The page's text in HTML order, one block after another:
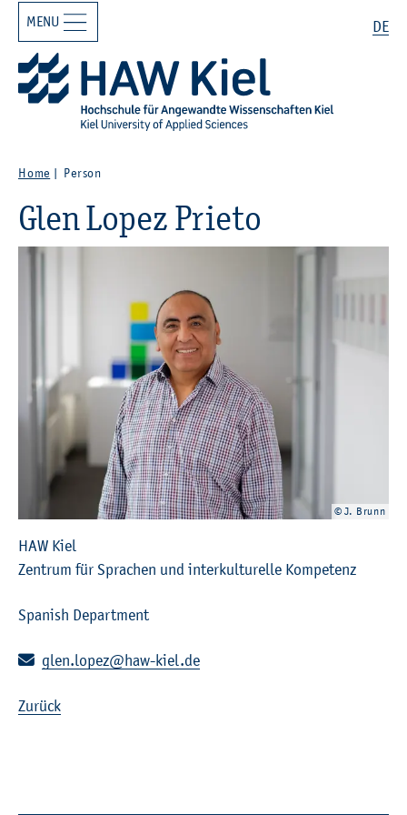
Zur Hauptnavigation springen Zum Hauptinhalt springen
DE
MENU
Home Person
Glen Lopez Prieto
© J. Brunn
HAW Kiel
Zentrum für Sprachen und interkulturelle Kompetenz
Spanish Department
E-mail:
glen.lopez@haw-kiel.de
Zurück